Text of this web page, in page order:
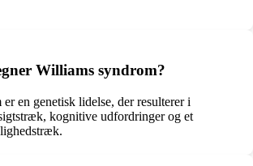
Williams syndrom?
en genetisk lidelse, der resulterer i
kognitive udfordringer og et